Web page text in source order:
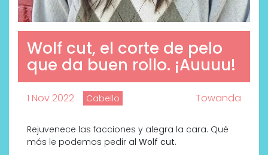
Wolf cut, el corte de pelo
que da buen rollo. ¡Auuuu!
1 Nov 2022 Cabello Towanda
Rejuvenece las facciones y alegra la cara. Qué
más le podemos pedir al Wolf cut.